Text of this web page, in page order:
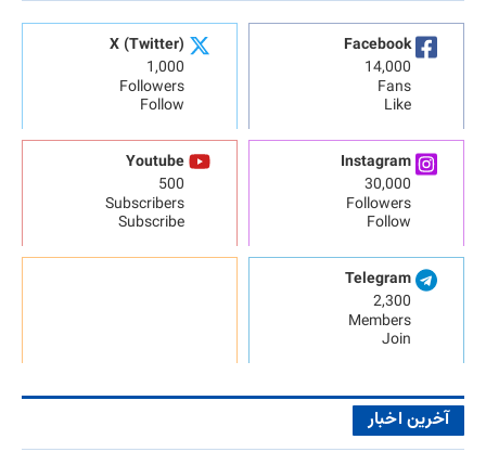
Facebook
14,000
Fans
Like
X (Twitter)
1,000
Followers
Follow
Instagram
30,000
Followers
Follow
Youtube
500
Subscribers
Subscribe
Telegram
2,300
Members
Join
آخرین اخبار